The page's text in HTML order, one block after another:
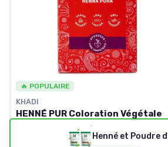
🔥 POPULAIRE
KHADI
HENNÉ PUR Coloration Végétale
Rouge Flamboyant
100% végétale
Henné et Poudre